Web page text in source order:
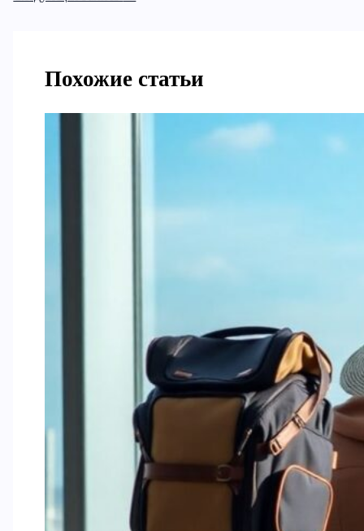
Похожие статьи